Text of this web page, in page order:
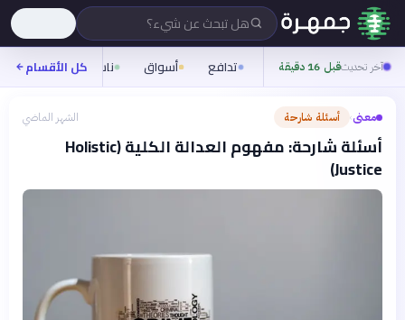
هل تبحث عن شيء؟
آخر تحديثقبل 16 دقيقة تدافع أسواق ناس روح
كل الأقسام
معنى› أسئلة شارحة الشهر الماضي
أسئلة شارحة: مفهوم العدالة الكلية (Holistic
Justice)